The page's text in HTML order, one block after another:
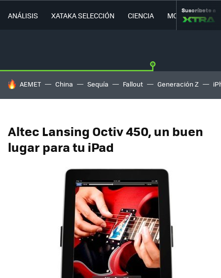
ANÁLISIS XATAKA SELECCIÓN CIENCIA MOVILIDAD
Suscríbete a
HOY SE HABLA DE
AEMET China Sequía Fallout Generación Z
Altec Lansing Octiv 450, un buen
lugar para tu iPad